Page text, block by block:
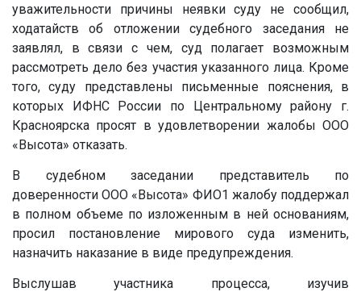
уважительности причины неявки суду не сообщил,
ходатайств об отложении судебного заседания не
заявлял, в связи с чем, суд полагает возможным
рассмотреть дело без участия указанного лица. Кроме
того, суду представлены письменные пояснения, в
которых ИФНС России по Центральному району г.
Красноярска просят в удовлетворении жалобы ООО
«Высота» отказать.
В судебном заседании представитель по
доверенности ООО «Высота» ФИО1 жалобу поддержал
в полном объеме по изложенным в ней основаниям,
просил постановление мирового суда изменить,
назначить наказание в виде предупреждения.
Выслушав участника процесса, изучив